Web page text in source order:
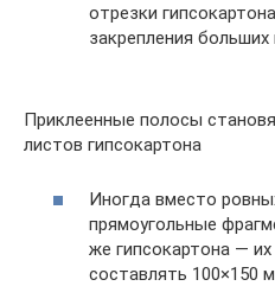
отрезки
закрепления больших
Приклеенные полосы
листов гипсокартона
Иногда вместо
прямоугольные
же гипсокартона —
составлять 100×150